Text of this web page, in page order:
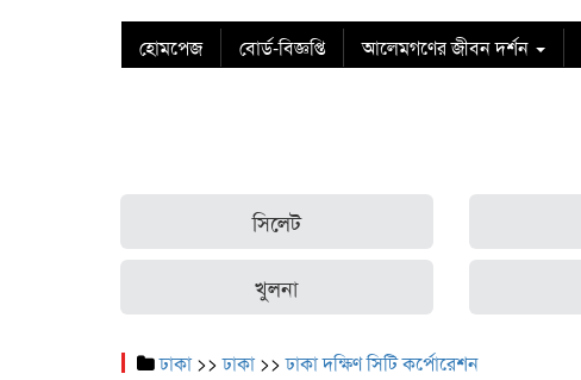
হোমপেজ বোর্ড-বিজ্ঞপ্তি আলেমগণের জীবন দর্শন
সিলেট
খুলনা
ঢাকা>>ঢাকা>>ঢাকা দক্ষিণ সিটি কর্পোরেশন